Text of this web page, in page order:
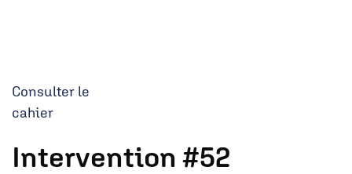
Consulter le
cahier
Intervention #52